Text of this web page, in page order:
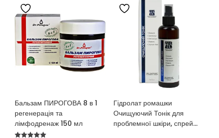
Бальзам ПИРОГОВА 8 в 1
регенерація та
лімфодренаж 150 мл
Гідролат ромашки
Очищуючий Тонік для
проблемної шкіри, спрей